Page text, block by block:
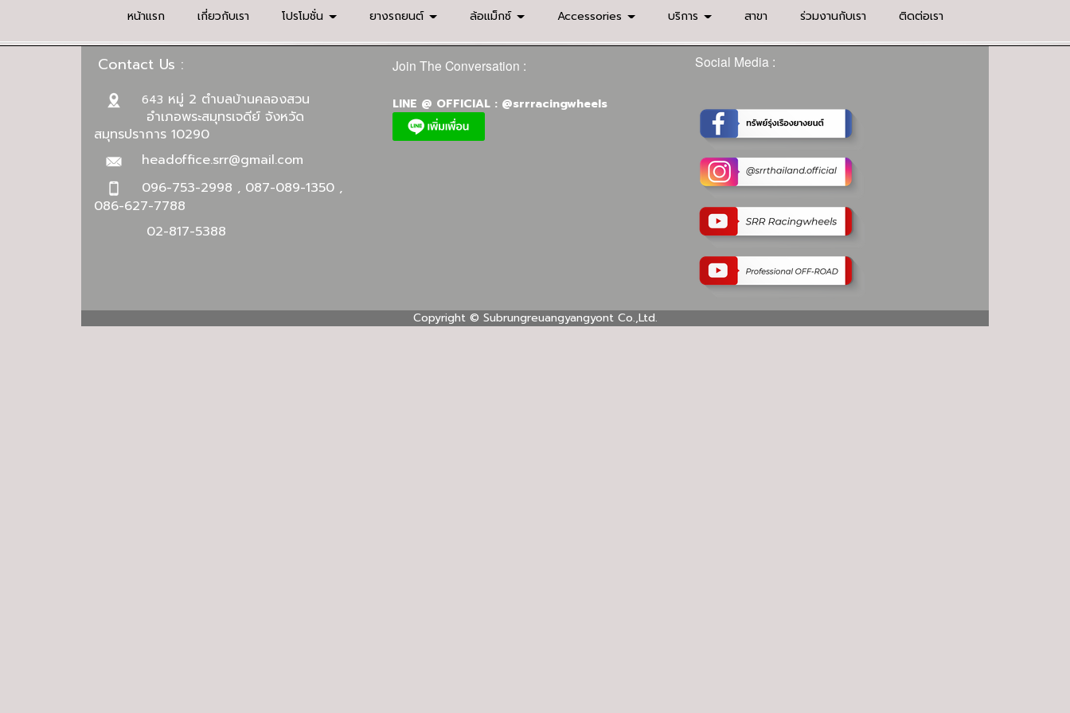
หน้าแรก เกี่ยวกับเรา โปรโมชั่น ยางรถยนต์ ล้อแม็กซ์ Accessories บริการ สาขา ร่วมงานกับเรา ติดต่อเรา
Contact Us :
643 หมู่ 2 ตำบลบ้านคลองสวน
อำเภอพระสมุทรเจดีย์ จังหวัด
สมุทรปราการ 10290
headoffice.srr@gmail.com
096-753-2998 , 087-089-1350 ,
086-627-7788
02-817-5388
Join The Conversation :
LINE @ OFFICIAL : @srrracingwheels
Social Media :
Copyright © Subrungreuangyangyont Co.,Ltd.